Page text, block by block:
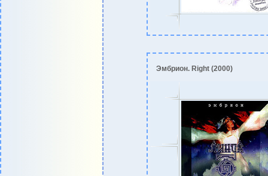
Эмбрион. Right (2000)